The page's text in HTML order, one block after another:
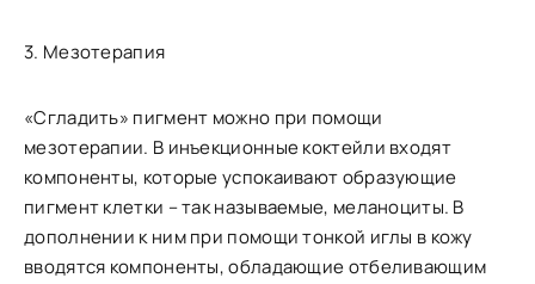
3. Мезотерапия
«Сгладить» пигмент можно при помощи
мезотерапии. В инъекционные коктейли входят
компоненты, которые успокаивают образующие
пигмент клетки – так называемые, меланоциты. В
дополнении к ним при помощи тонкой иглы в кожу
вводятся компоненты, обладающие отбеливающим